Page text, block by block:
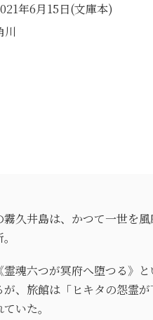
6月15日(文庫本)
川
霧久井島は、かつて一世を
魂六つが冥府へ堕つる》と
が、旅館は「ヒキタの怨霊
いた。